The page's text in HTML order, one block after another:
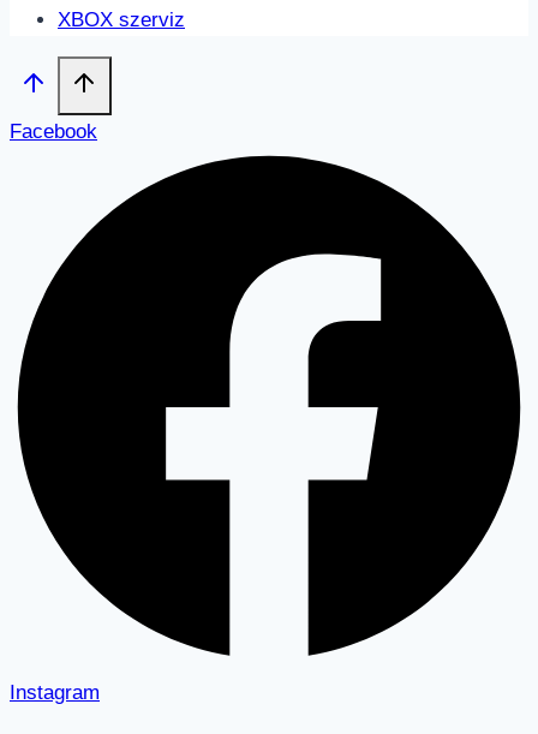
XBOX szerviz
Facebook
Instagram